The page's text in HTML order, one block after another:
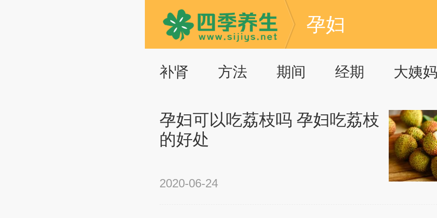
孕妇
补肾 方法 期间 经期 大姨妈
孕妇可以吃荔枝吗 孕妇吃荔枝
的好处
2020-06-24